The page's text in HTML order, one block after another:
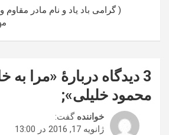
( گرامی باد یاد و نام مادر مقاوم
3 دیدگاه دربارهٔ «
مرا به
محمود خلیلی»;
خواننده گفت:
ژانویه 17, 2016 در 13:00